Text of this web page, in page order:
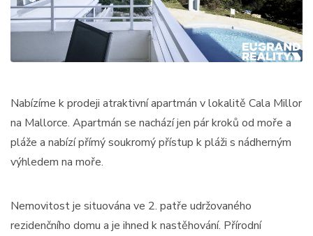
Nabízíme k prodeji atraktivní apartmán v lokalitě Cala Millor
na Mallorce. Apartmán se nachází jen pár kroků od moře a
pláže a nabízí přímý soukromý přístup k pláži s nádherným
výhledem na moře.
Nemovitost je situována ve 2. patře udržovaného
rezidenčního domu a je ihned k nastěhování. Přírodní